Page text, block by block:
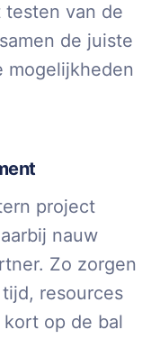
testen van de
de juiste
mogelijkheden
project
nauw
Zo zorgen
resources
op de bal